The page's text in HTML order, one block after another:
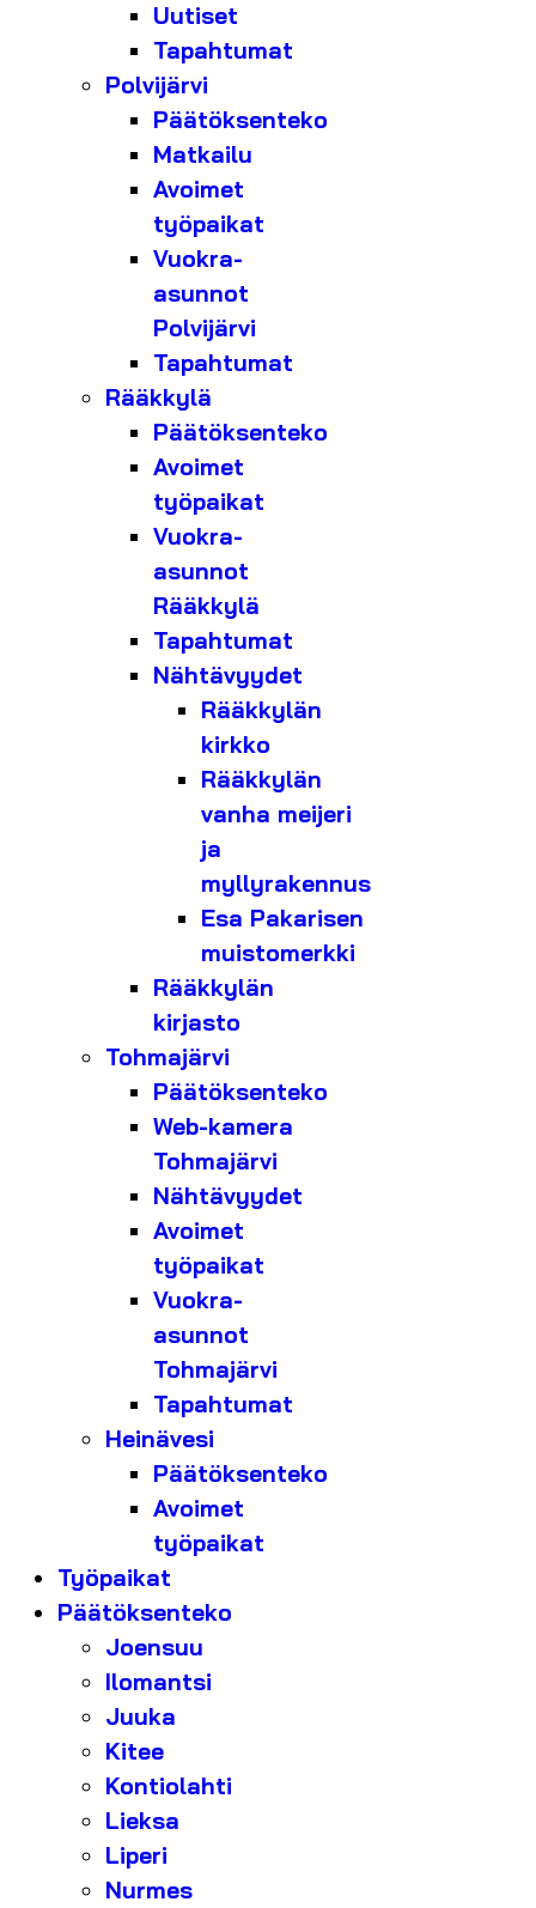
Uutiset
Tapahtumat
Polvijärvi
Päätöksenteko
Matkailu
Avoimet
työpaikat
Vuokra-
asunnot
Polvijärvi
Tapahtumat
Rääkkylä
Päätöksenteko
Avoimet
työpaikat
Vuokra-
asunnot
Rääkkylä
Tapahtumat
Nähtävyydet
Rääkkylän
kirkko
Rääkkylän
vanha meijeri
ja
myllyrakennus
Esa Pakarisen
muistomerkki
Rääkkylän
kirjasto
Tohmajärvi
Päätöksenteko
Web-kamera
Tohmajärvi
Nähtävyydet
Avoimet
työpaikat
Vuokra-
asunnot
Tohmajärvi
Tapahtumat
Heinävesi
Päätöksenteko
Avoimet
työpaikat
Työpaikat
Päätöksenteko
Joensuu
Ilomantsi
Juuka
Kitee
Kontiolahti
Lieksa
Liperi
Nurmes